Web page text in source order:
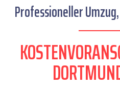
Professioneller